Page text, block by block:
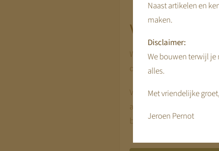
Verdieping &
Wanneer keuzes gemaakt
ontwikkelen en uitvoeren
Van vermogensstrategie
activiteiten. Hier ontstaat
bouwen aan hun
Naast artikelen en
maken.
Disclaimer:
We bouwen terwijl je
alles.
Met vriendelijke groet,
Jeroen Pernot